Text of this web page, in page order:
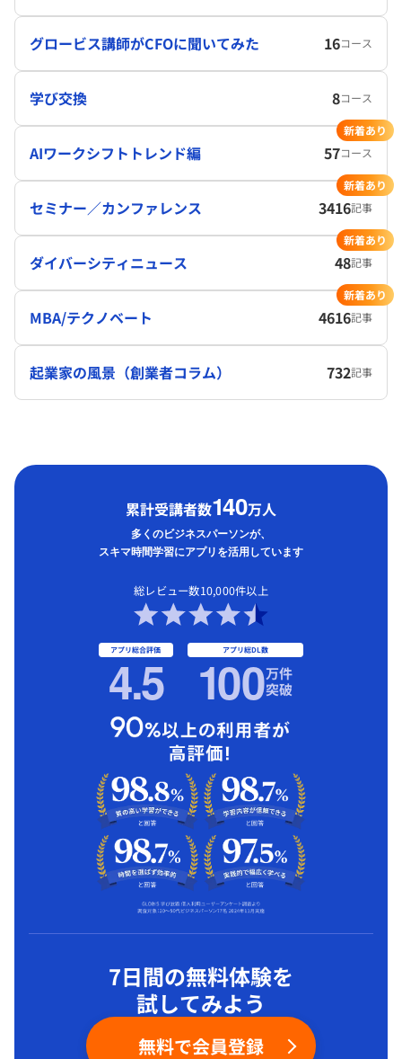
グロービス講師がCFOに聞いてみた 16コース
学び交換 8コース
AIワークシフトトレンド編 57コース
新着あり
セミナー／カンファレンス 3416記事
新着あり
ダイバーシティニュース 48記事
新着あり
MBA/テクノベート 4616記事
新着あり
起業家の風景（創業者コラム） 732記事
累計受講者数140万人
多くのビジネスパーソンが、
スキマ時間学習にアプリを活用しています
総レビュー数10,000件以上
アプリ総合評価
4.5 アプリ総DL数
100万件
突破
7日間の無料体験を
試してみよう
無料で会員登録